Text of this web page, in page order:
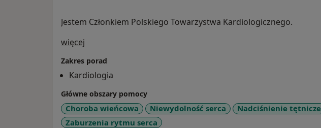
Jestem Członkiem Polskiego Towarzystwa Kardiologicznego.
więcej
Zakres porad
Kardiologia
Główne obszary pomocy
Choroba wieńcowa Niewydolność serca Nadciśnienie tętnicze
Zaburzenia rytmu serca